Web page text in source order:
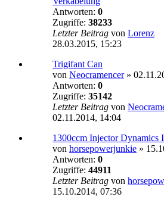
Antworten: 0
Zugriffe: 38233
Letzter Beitrag von Lorenz
28.03.2015, 15:23
Trigifant Can
von Neocramencer»
Antworten: 0
Zugriffe: 35142
Letzter Beitrag von
02.11.2014, 14:04
1300ccm Injector Dynamics
von horsepowerjunkie »
Antworten: 0
Zugriffe: 44911
Letzter Beitrag von
15.10.2014, 07:36